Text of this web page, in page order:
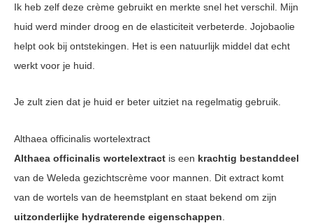
Ik heb zelf deze crème gebruikt en merkte snel het verschil. Mijn
huid werd minder droog en de elasticiteit verbeterde. Jojobaolie
helpt ook bij ontstekingen. Het is een natuurlijk middel dat echt
werkt voor je huid.
Je zult zien dat je huid er beter uitziet na regelmatig gebruik.
Althaea officinalis wortelextract
Althaea officinalis wortelextract is een krachtig bestanddeel
van de Weleda gezichtscrème voor mannen. Dit extract komt
van de wortels van de heemstplant en staat bekend om zijn
uitzonderlijke hydraterende eigenschappen